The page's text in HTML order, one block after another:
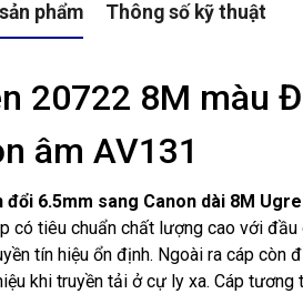
phẩm Thông số kỹ thuật
20722 8M màu
âm AV131
đổi 6.5mm sang Canon dài 8M
có tiêu chuẩn chất lượng cao với
tín hiệu ổn định. Ngoài ra cáp còn
khi truyền tải ở cự ly xa. Cáp